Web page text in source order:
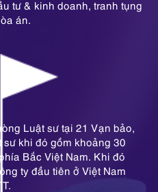
tư & kinh doanh, tranh tụng
án.
Luật sư tại 21 Vạn bảo,
khi đó gồm khoảng 30
Bắc Việt Nam. Khi đó
ty đầu tiên ở Việt Nam